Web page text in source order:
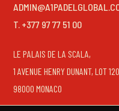
T. +377 97 77 51 00
LE PALAIS DE LA SCALA,
1 AVENUE HENRY DUNANT, LOT
98000 MONACO